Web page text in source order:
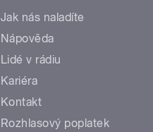
Jak nás naladíte
Nápověda
Lidé v rádiu
Kariéra
Kontakt
Rozhlasový poplatek